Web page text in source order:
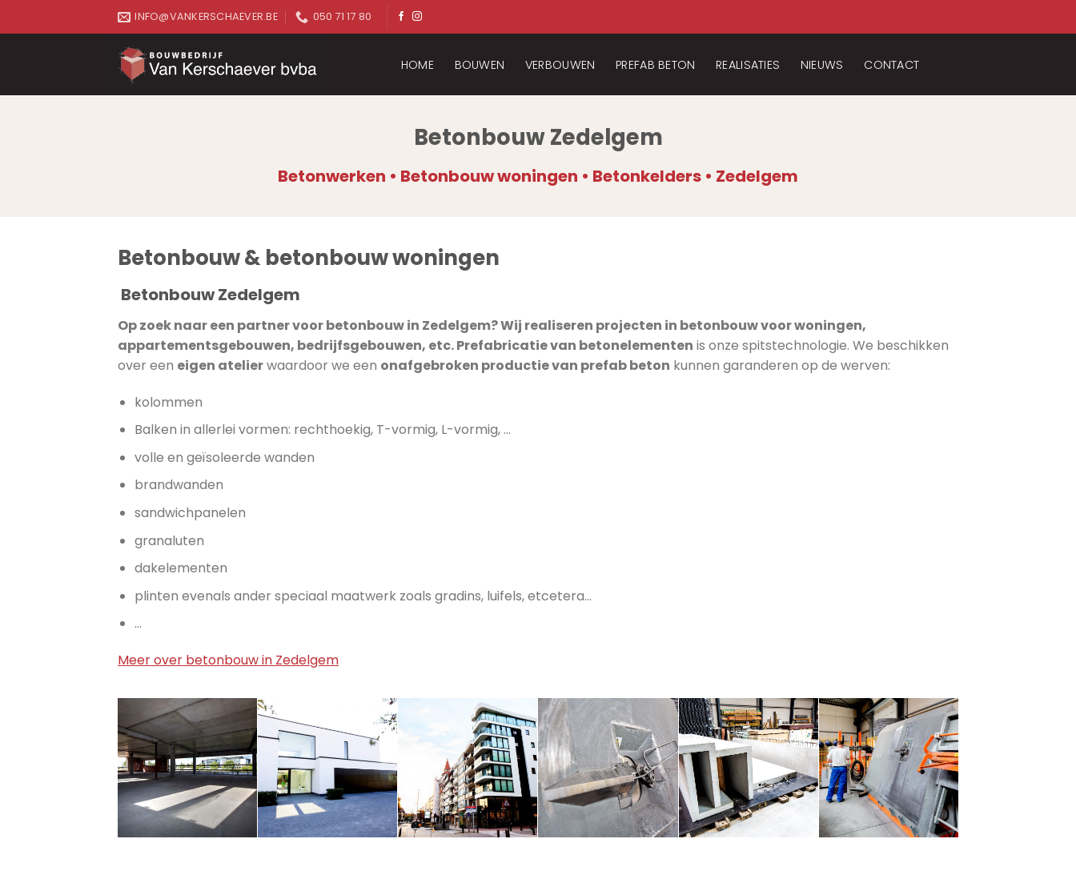
to
INFO@VANKERSCHAEVER.BE 050 71 17 80
HOME BOUWEN VERBOUWEN PREFAB BETON REALISATIES NIEUWS CONTACT
Betonbouw Zedelgem
Betonwerken • Betonbouw woningen • Betonkelders • Zedelgem
Betonbouw & betonbouw woningen
Betonbouw Zedelgem
Op zoek naar een partner voor betonbouw in Zedelgem? Wij realiseren projecten in betonbouw voor woningen,
appartementsgebouwen, bedrijfsgebouwen, etc. Prefabricatie van betonelementen is onze spitstechnologie. We beschikken
over een eigen atelierwaardoor we een onafgebroken productie van prefab beton kunnen garanderen op de werven:
kolommen
Balken in allerlei vormen: rechthoekig, T-vormig, L-vormig, …
volle en geïsoleerde wanden
brandwanden
sandwichpanelen
granaluten
dakelementen
plinten evenals ander speciaal maatwerk zoals gradins, luifels, etcetera…
…
Meer over betonbouw in Zedelgem